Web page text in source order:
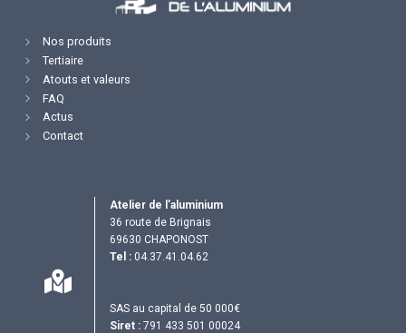
Nos produits
Tertiaire
Atouts et valeurs
FAQ
Actus
Contact
Atelier de l’aluminium
36 route de Brignais
69630 CHAPONOST
Tel : 04.37.41.04.62
SAS au capital de 50 000€
Siret : 791 433 501 00024